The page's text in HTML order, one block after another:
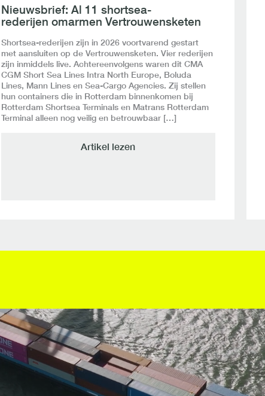
Nieuwsbrief: Al 11 shortsea-
rederijen omarmen Vertrouwensketen
Shortsea-rederijen zijn in 2026 voortvarend gestart
met aansluiten op de Vertrouwensketen. Vier rederijen
zijn inmiddels live. Achtereenvolgens waren dit CMA
CGM Short Sea Lines Intra North Europe, Boluda
Lines, Mann Lines en Sea-Cargo Agencies. Zij stellen
hun containers die in Rotterdam binnenkomen bij
Rotterdam Shortsea Terminals en Matrans Rotterdam
Terminal alleen nog veilig en betrouwbaar […]
Artikel lezen